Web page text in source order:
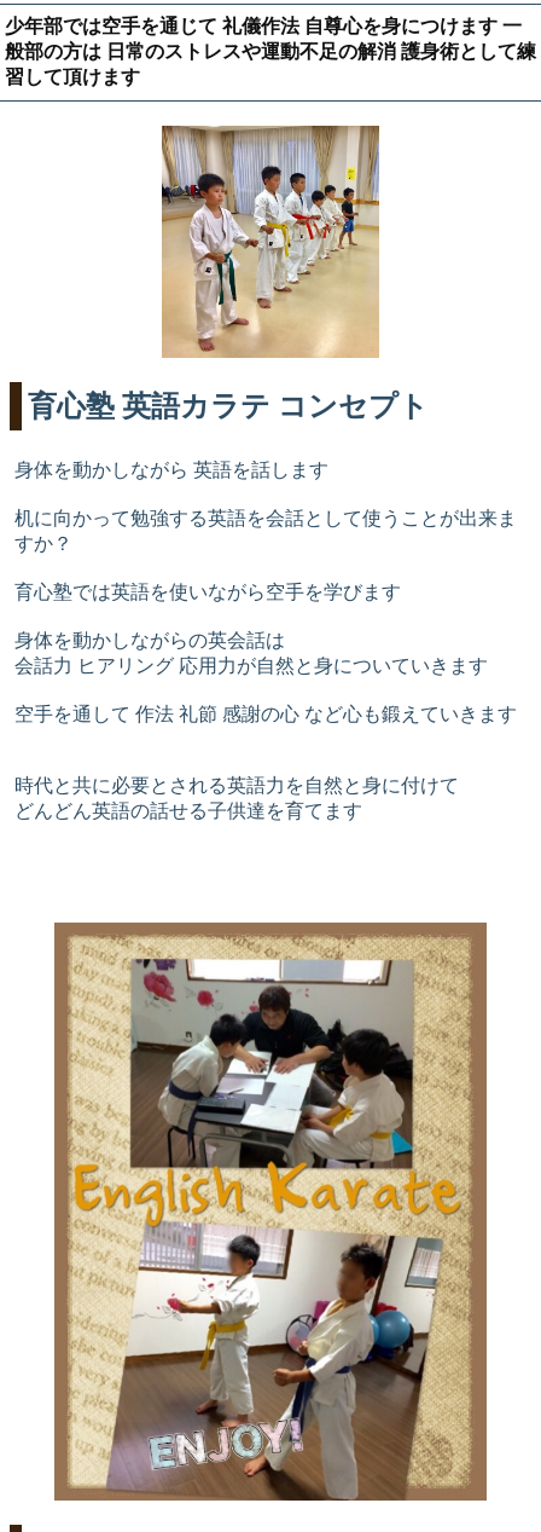
少年部では空手を通じて 礼儀作法 自尊心を身につけます 一
般部の方は 日常のストレスや運動不足の解消 護身術として練
習して頂けます
育心塾 英語カラテ コンセプト
身体を動かしながら 英語を話します
机に向かって勉強する英語を会話として使うことが出来ま
すか？
育心塾では英語を使いながら空手を学びます
身体を動かしながらの英会話は
会話力 ヒアリング 応用力が自然と身についていきます
空手を通して 作法 礼節 感謝の心 など心も鍛えていきます
時代と共に必要とされる英語力を自然と身に付けて
どんどん英語の話せる子供達を育てます